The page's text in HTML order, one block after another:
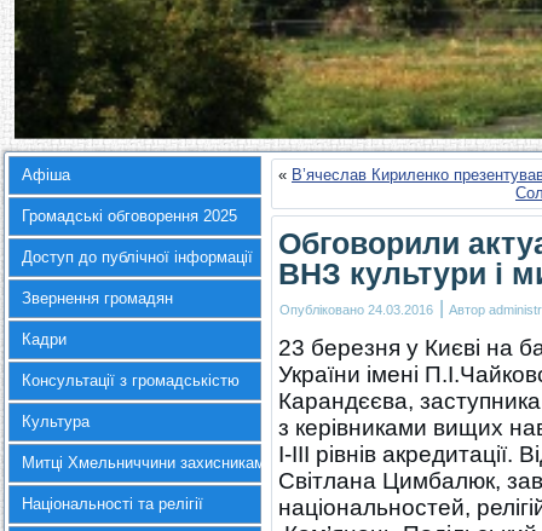
Афіша
Громадські обговорення 2025
Доступ до публічної інформації
Звернення громадян
Кадри
Консультації з громадськістю
Культура
Митці Хмельниччини захисникам України
Національності та релігії
« В’ячеслав Кириленко
Обговорили
ВНЗ культури і
Опубліковано 24.03.2016 | Автор
23 березня у Києві на
України імені
Карандєєва,
з керівниками вищих
І-ІІІ рівнів
Світлана Цимбалюк,
національностей,